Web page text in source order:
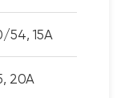
15А
20А